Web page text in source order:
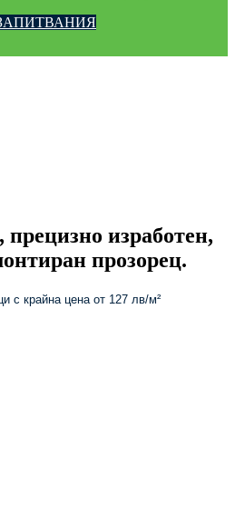
изработен,
прозорец.
с крайна цена от 127 лв/м²